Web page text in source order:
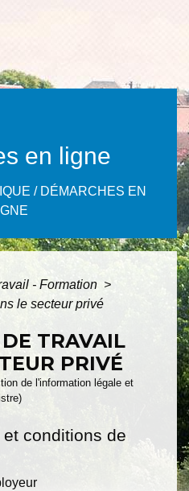
en ligne
/ DÉMARCHES EN
- Formation >
le secteur privé
TRAVAIL
PRIVÉ
de l'information légale et
conditions de